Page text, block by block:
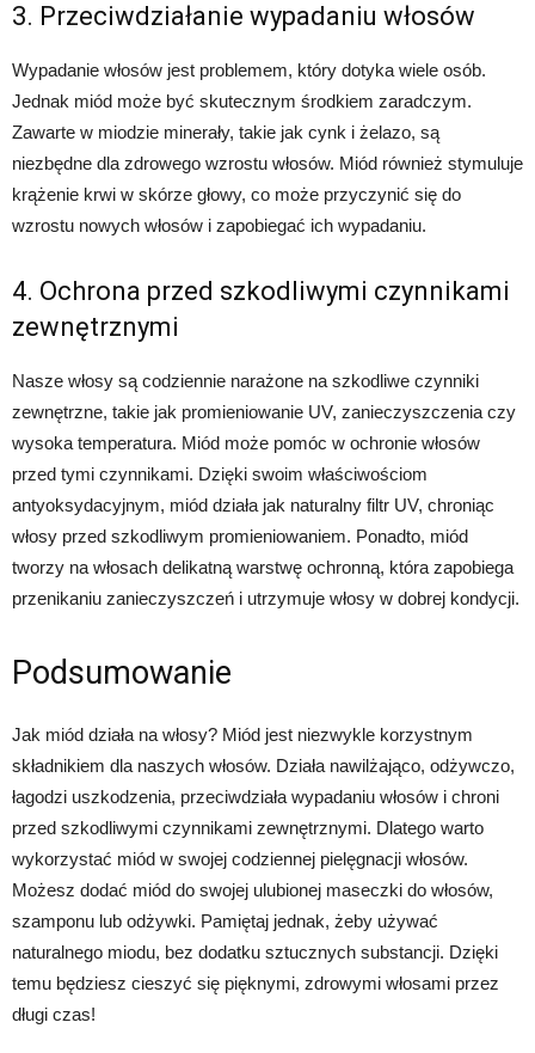
3. Przeciwdziałanie wypadaniu włosów
Wypadanie włosów jest problemem, który dotyka wiele osób.
Jednak miód może być skutecznym środkiem zaradczym.
Zawarte w miodzie minerały, takie jak cynk i żelazo, są
niezbędne dla zdrowego wzrostu włosów. Miód również stymuluje
krążenie krwi w skórze głowy, co może przyczynić się do
wzrostu nowych włosów i zapobiegać ich wypadaniu.
4. Ochrona przed szkodliwymi czynnikami
zewnętrznymi
Nasze włosy są codziennie narażone na szkodliwe czynniki
zewnętrzne, takie jak promieniowanie UV, zanieczyszczenia czy
wysoka temperatura. Miód może pomóc w ochronie włosów
przed tymi czynnikami. Dzięki swoim właściwościom
antyoksydacyjnym, miód działa jak naturalny filtr UV, chroniąc
włosy przed szkodliwym promieniowaniem. Ponadto, miód
tworzy na włosach delikatną warstwę ochronną, która zapobiega
przenikaniu zanieczyszczeń i utrzymuje włosy w dobrej kondycji.
Podsumowanie
Jak miód działa na włosy? Miód jest niezwykle korzystnym
składnikiem dla naszych włosów. Działa nawilżająco, odżywczo,
łagodzi uszkodzenia, przeciwdziała wypadaniu włosów i chroni
przed szkodliwymi czynnikami zewnętrznymi. Dlatego warto
wykorzystać miód w swojej codziennej pielęgnacji włosów.
Możesz dodać miód do swojej ulubionej maseczki do włosów,
szamponu lub odżywki. Pamiętaj jednak, żeby używać
naturalnego miodu, bez dodatku sztucznych substancji. Dzięki
temu będziesz cieszyć się pięknymi, zdrowymi włosami przez
długi czas!